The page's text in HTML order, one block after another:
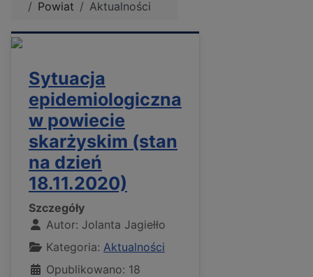
Powiat
Aktualności
Sytuacja
epidemiologiczna
w powiecie
skarżyskim (stan
na dzień
18.11.2020)
Szczegóły
Autor: Jolanta Jagiełło
Kategoria: Aktualności
Opublikowano: 18